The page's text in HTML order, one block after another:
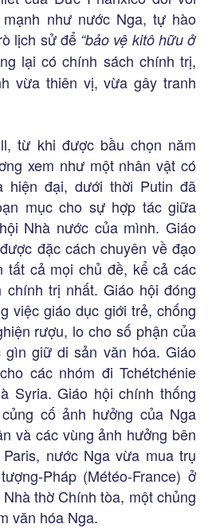
như nước Nga, tự hào
lịch sử để “bảo vệ kitô hữu ở
lại có chính sách chính trị,
vừa thiên vị, vừa gây tranh
từ khi được bầu chọn năm
xem như một nhân vật có
hiện đại, dưới thời Putin đã
mục cho sự hợp tác giữa
Nhà nước của mình. Giáo
đặc cách chuyên về đạo
tất cả mọi chủ đề, kể cả các
trị nhất. Giáo hội đóng
việc giáo dục giới trẻ, chống
rượu, lo cho số phận của
giữ di sản văn hóa. Giáo
các nhóm đi Tchétchénie
Syria. Giáo hội chính thống
cố ảnh hưởng của Nga
và các vùng ảnh hưởng bên
nước Nga vừa mua trụ
Pháp (Météo-France) ở
thờ Chính tòa, một chủng
văn hóa Nga.